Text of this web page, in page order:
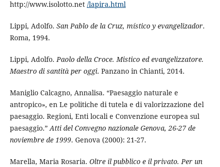
http://www.isolotto.net /lapira.html
Lippi, Adolfo. San Pablo de la Cruz, místico y evangelizador.
Roma, 1994.
Lippi, Adolfo.Paolo della Croce. Mistico ed evangelizzatore.
Maestro di santità per oggi. Panzano in Chianti, 2014.
Maniglio Calcagno, Annalisa. “Paesaggio naturale e
antropico», en Le politiche di tutela e di valorizzazione del
paesaggio. Regioni, Enti locali e Convenzione europea sul
paesaggio.”Atti del Convegno nazionale Genova, 26-27 de
noviembre de 1999. Genova (2000): 21-27.
Marella, Maria Rosaria. Oltre il pubblico e il privato. Per un